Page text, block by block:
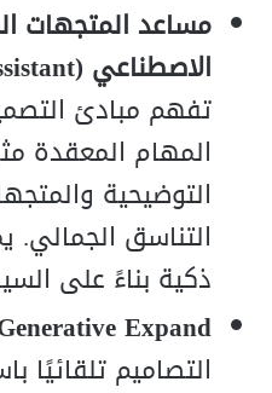
مساعد المتجهات
الاصطناعي (Vector Assistant)
تفهم مبادئ
المهام المعقدة
التوضيحية
التناسق الجمالي.
ذكية بناءً على
Expand
التصاميم تلقائيًا